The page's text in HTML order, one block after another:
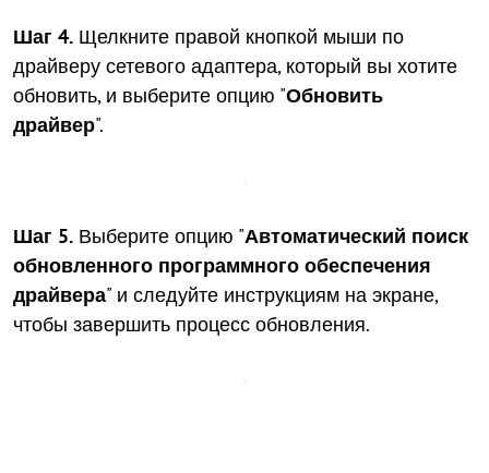
Шаг 4. Щелкните правой кнопкой мыши по
драйверу сетевого адаптера, который вы хотите
обновить, и выберите опцию "Обновить
драйвер".
Шаг 5. Выберите опцию "Автоматический поиск
обновленного программного обеспечения
драйвера" и следуйте инструкциям на экране,
чтобы завершить процесс обновления.